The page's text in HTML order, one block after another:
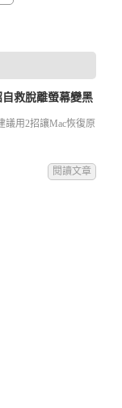
救脫離螢幕變黑
議用2招讓Mac恢復原
閱讀文章